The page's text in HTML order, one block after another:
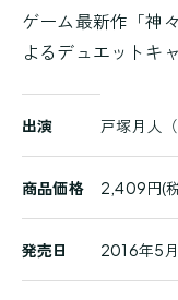
ゲーム最新作「神
よるデュエットキ
品
詳
細
出演 戸塚月人
商品価格 2,409円(
発売日 2016年5